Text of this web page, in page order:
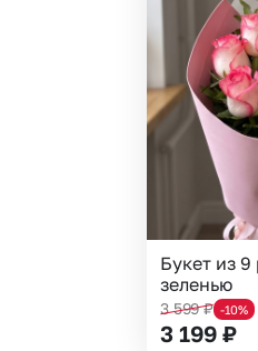
Букет из
зеленью
3 599₽ -10%
3 199 ₽